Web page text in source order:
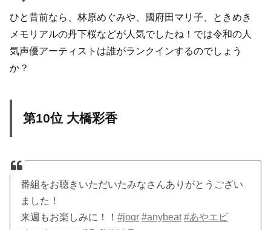
ひと昔前なら、林原めぐみや、國府田マリ子、ときめき
メモリアルの丹下桜などが人気でしたね！では令和の人
気声優アーティストは誰がランクインするのでしょう
か？
第10位 大橋彩香
番組をお聴きいただいたみなさんありがとうござい
ました！
来週もお楽しみに！！#joqr #anybeat #あやエビ